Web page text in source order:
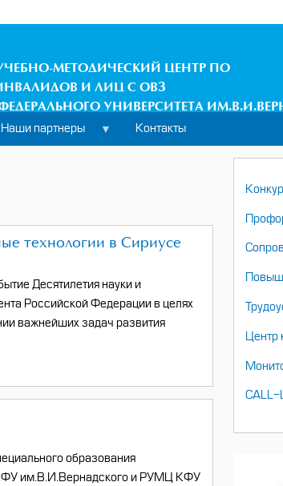
МЕТОДИЧЕСКИЙ ЦЕНТР ПО
И ЛИЦ С ОВЗ
УНИВЕРСИТЕТА
Наши партнеры Контакты
технологии в Сириусе
Десятилетия науки и
Российской Федерации в целях
важнейших задач развития
образования
им.В.И.Вернадского и РУМЦ КФУ
Центр
CALL-